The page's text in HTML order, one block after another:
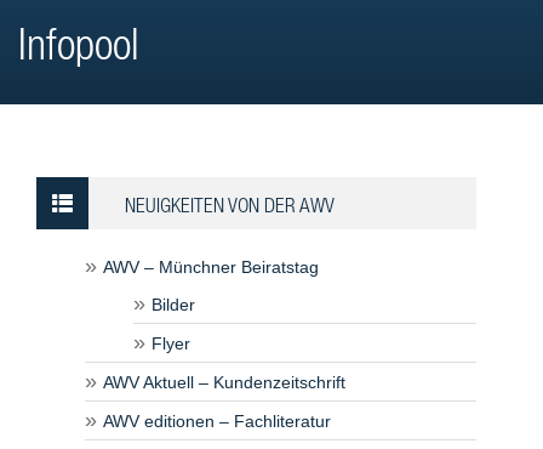
Infopool
NEUIGKEITEN VON DER AWV
AWV – Münchner Beiratstag
Bilder
Flyer
AWV Aktuell – Kundenzeitschrift
AWV editionen – Fachliteratur